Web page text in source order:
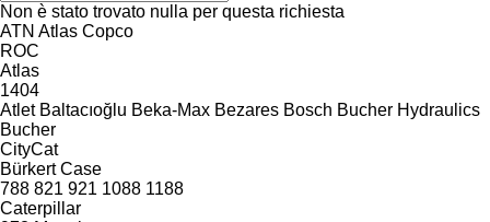
Non è stato trovato nulla per questa richiesta
ATN Atlas Copco
ROC
Atlas
1404
Atlet Baltacıoğlu Beka-Max Bezares Bosch Bucher Hydraulics
Bucher
CityCat
Bürkert Case
788 821 921 1088 1188
Caterpillar